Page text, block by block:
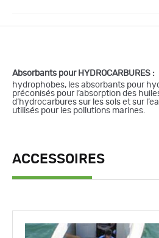
Absorbants pour HYDROCARBURES :
hydrophobes, les absorbants pour
préconisés pour l’absorption des
d’hydrocarbures sur les sols et sur
utilisés pour les pollutions marines.
ACCESSOIRES